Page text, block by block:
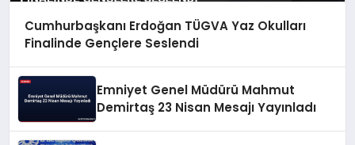
Cumhurbaşkanı Erdoğan TÜGVA Yaz Okulları
Finalinde Gençlere Seslendi
Emniyet Genel Müdürü Mahmut
Demirtaş 23 Nisan Mesajı Yayınladı